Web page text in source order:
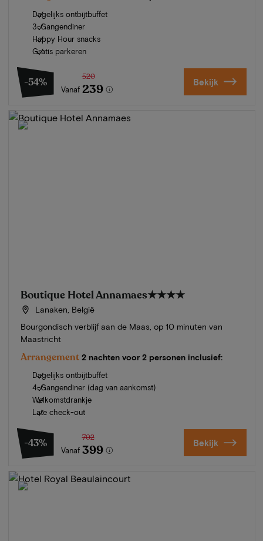
Dagelijks ontbijtbuffet
3-Gangendiner
Happy Hour snacks
Gratis parkeren
-54%
Vanaf
520
239 Bekijk
Boutique Hotel Annamaes★★★★
Lanaken, België
Bourgondisch verblijf aan de Maas, op 10 minuten van
Maastricht
Arrangement 2 nachten voor 2 personen inclusief:
Dagelijks ontbijtbuffet
4-Gangendiner (dag van aankomst)
Welkomstdrankje
Late check-out
-43%
Vanaf
702
399 Bekijk